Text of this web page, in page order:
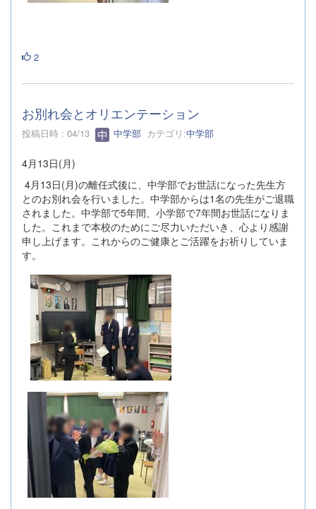
2
お別れ会とオリエンテーション
投稿日時 : 04/13 中学部 カテゴリ:中学部
4月13日(月)
4月13日(月)の離任式後に、中学部でお世話になった先生方
とのお別れ会を行いました。中学部からは1名の先生がご退職
されました。中学部で5年間、小学部で7年間お世話になりま
した。これまで本校のためにご尽力いただいき、心より感謝
申し上げます。これからのご健康とご活躍をお祈りしていま
す。